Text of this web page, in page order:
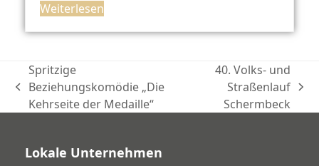
Weiterlesen
vorheriger
Beitrag:
Spritzige
Beziehungskomödie „Die
Kehrseite der Medaille“
Nächster
Beitrag:
40. Volks- und
Straßenlauf
Schermbeck
Lokale Unternehmen